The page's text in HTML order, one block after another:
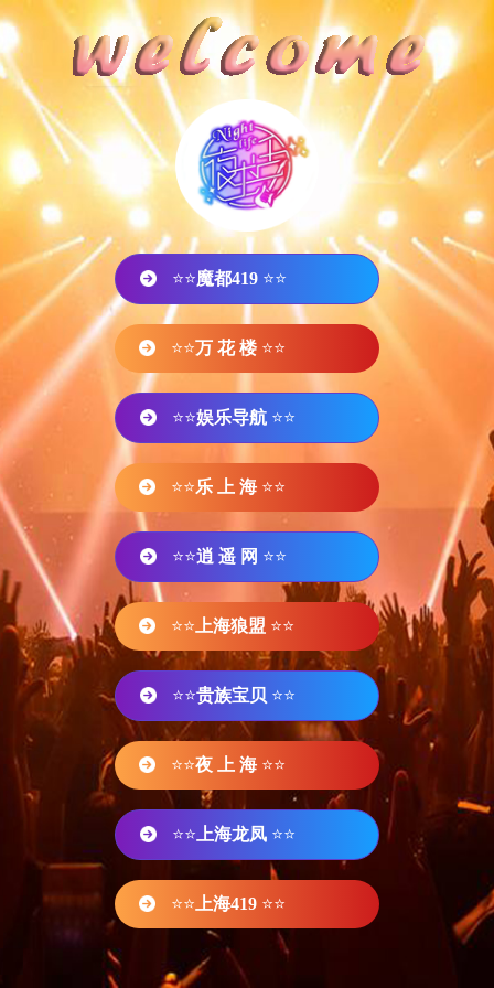
⭐⭐魔都419 ⭐⭐
⭐⭐万 花 楼 ⭐⭐
⭐⭐娱乐导航 ⭐⭐
⭐⭐乐 上 海 ⭐⭐
⭐⭐逍 遥 网 ⭐⭐
⭐⭐ 上海狼盟 ⭐⭐
⭐⭐贵族宝贝 ⭐⭐
⭐⭐夜 上 海 ⭐⭐
⭐⭐ 上海龙凤 ⭐⭐
⭐⭐ 上海419 ⭐⭐